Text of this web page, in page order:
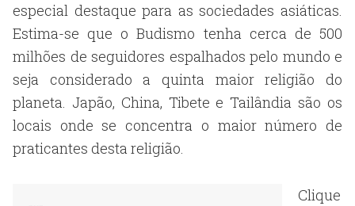
especial destaque para as sociedades asiáticas.
Estima-se que o Budismo tenha cerca de 500
milhões de seguidores espalhados pelo mundo e
seja considerado a quinta maior religião do
planeta. Japão, China, Tibete e Tailândia são os
locais onde se concentra o maior número de
praticantes desta religião.
Clique